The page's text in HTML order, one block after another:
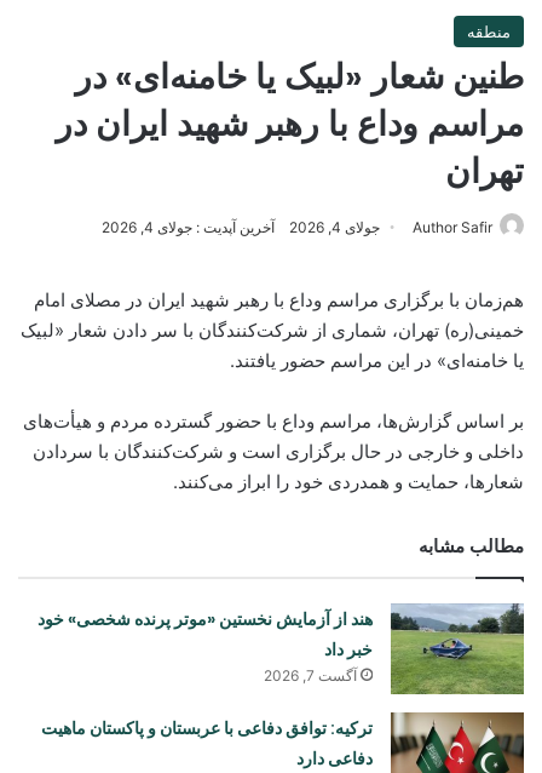
منطقه
طنین شعار «لبیک یا خامنه‌ای» در
مراسم وداع با رهبر شهید ایران در
تهران
Author Safir جولای 4, 2026 آخرین آپدیت : جولای 4, 2026
هم‌زمان با برگزاری مراسم وداع با رهبر شهید ایران در مصلای امام
خمینی(ره) تهران، شماری از شرکت‌کنندگان با سر دادن شعار «لبیک
یا خامنه‌ای» در این مراسم حضور یافتند.
بر اساس گزارش‌ها، مراسم وداع با حضور گسترده مردم و هیأت‌های
داخلی و خارجی در حال برگزاری است و شرکت‌کنندگان با سردادن
شعارها، حمایت و همدردی خود را ابراز می‌کنند.
مطالب مشابه
هند از آزمایش نخستین «موتر پرنده شخصی» خود
خبر داد
آگست 7, 2026
ترکیه: توافق دفاعی با عربستان و پاکستان ماهیت
دفاعی دارد